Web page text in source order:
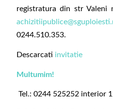
registratura din str
0244.510.353.
Descarcati invitatie
Multumim!
Tel.: 0244 525252 interior